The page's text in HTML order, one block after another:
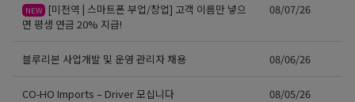
NEW
[미전역 | 스마트폰 부업/창업] 고객 이름만 넣으
면 평생 연금 20% 지급!
08/07/26
블루리본 사업개발 및 운영 관리자 채용 08/06/26
CO-HO Imports – Driver 모십니다 08/05/26